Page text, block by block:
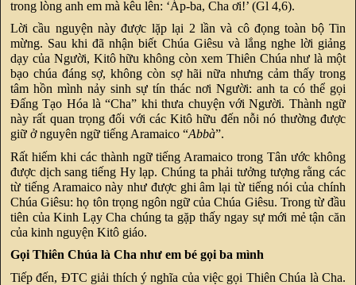
trong lòng anh em mà kêu lên: ‘Áp-ba, Cha ơi!’ (Gl 4,6).
Lời cầu nguyện này được lặp lại 2 lần và cô đọng toàn bộ Tin
mừng. Sau khi đã nhận biết Chúa Giêsu và lắng nghe lời giảng
dạy của Người, Kitô hữu không còn xem Thiên Chúa như là một
bạo chúa đáng sợ, không còn sợ hãi nữa nhưng cảm thấy trong
tâm hồn mình nảy sinh sự tín thác nơi Người: anh ta có thể gọi
Đấng Tạo Hóa là “Cha” khi thưa chuyện với Người. Thành ngữ
này rất quan trọng đối với các Kitô hữu đến nỗi nó thường được
giữ ở nguyên ngữ tiếng Aramaico “Abbà”.
Rất hiếm khi các thành ngữ tiếng Aramaico trong Tân ước không
được dịch sang tiếng Hy lạp. Chúng ta phải tưởng tượng rằng các
từ tiếng Aramaico này như được ghi âm lại từ tiếng nói của chính
Chúa Giêsu: họ tôn trọng ngôn ngữ của Chúa Giêsu. Trong từ đầu
tiên của Kinh Lạy Cha chúng ta gặp thấy ngay sự mới mẻ tận căn
của kinh nguyện Kitô giáo.
Gọi Thiên Chúa là Cha như em bé gọi ba mình
Tiếp đến, ĐTC giải thích ý nghĩa của việc gọi Thiên Chúa là Cha.